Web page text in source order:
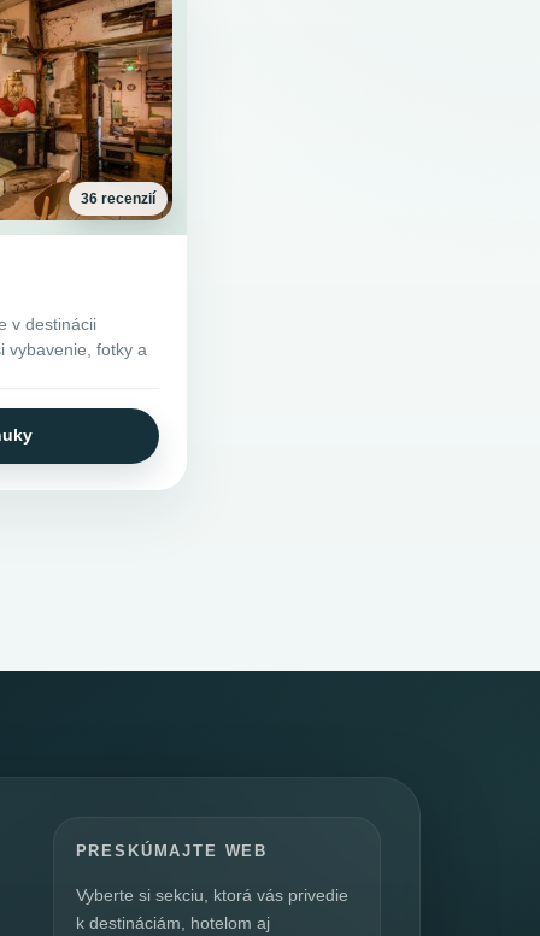
36 recenzií
v destinácii
vybavenie, fotky a
PRESKÚMAJTE WEB
Vyberte si sekciu, ktorá vás privedie
k destináciám, hotelom aj